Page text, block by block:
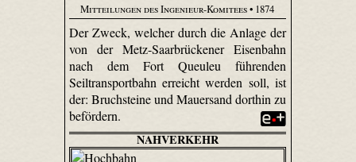
Mitteilungen des Ingenieur-Komitees• 1874
Der Zweck, welcher durch die Anlage der
von der Metz-Saar­brücke­ner Eisenbahn
nach dem Fort Queuleu führenden
Seiltransportbahn erreicht werden soll, ist
der: Bruchsteine und Mauersand dorthin zu
befördern.
NAHVERKEHR